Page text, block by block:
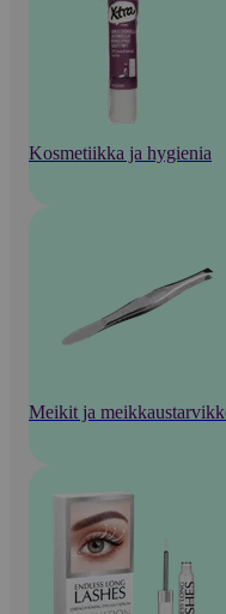
Kosmetiikka ja hygienia
Meikit ja